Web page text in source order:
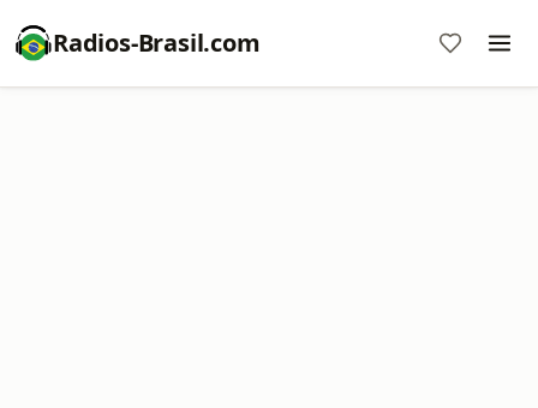
Radios-Brasil.com